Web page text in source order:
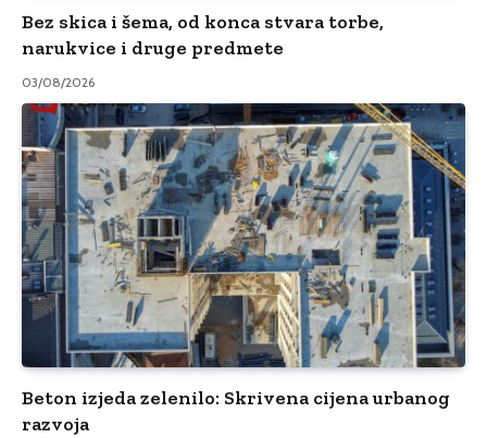
Bez skica i šema, od konca stvara torbe,
narukvice i druge predmete
03/08/2026
Beton izjeda zelenilo: Skrivena cijena urbanog
razvoja